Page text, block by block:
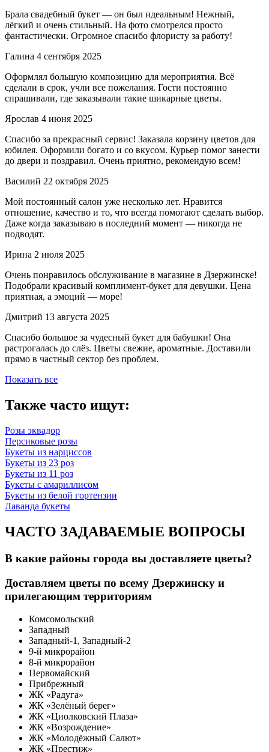
Брала свадебный букет — он был идеальным! Нежный,
лёгкий и очень стильный. На фото смотрелся просто
фантастически. Огромное спасибо флористу за работу!
Галина 4 сентября 2025
Оформлял большую композицию для мероприятия. Всё
сделали в срок, учли все пожелания. Гости постоянно
спрашивали, где заказывали такие шикарные цветы.
Ярослав 4 июня 2025
Спасибо за прекрасный сервис! Заказала корзину цветов для
юбилея. Оформили богато и со вкусом. Курьер помог занести
до двери и поздравил. Очень приятно, рекомендую всем!
Василий 22 октября 2025
Мой постоянный салон уже несколько лет. Нравится
отношение, качество и то, что всегда помогают сделать выбор.
Даже когда заказываю в последний момент — никогда не
подводят.
Ирина 2 июля 2025
Очень понравилось обслуживание в магазине в Дзержинске!
Подобрали красивый комплимент-букет для девушки. Цена
приятная, а эмоций — море!
Дмитрий 13 августа 2025
Спасибо большое за чудесный букет для бабушки! Она
растрогалась до слёз. Цветы свежие, ароматные. Доставили
прямо в частный сектор без проблем.
Показать все
Также часто ищут:
Розы эквадор
Персиковые розы
Букеты из нарциссов
Букеты из 23 роз
Букеты из 11 роз
Букеты с амариллисом
Букеты из белой гортензии
Лаванда букеты
ЧАСТО ЗАДАВАЕМЫЕ ВОПРОСЫ
В какие районы города вы доставляете цветы?
Доставляем цветы по всему Дзержинску и
прилегающим территориям
Комсомольский
Западный
Западный-1, Западный-2
9-й микрорайон
8-й микрорайон
Первомайский
Прибрежный
ЖК «Радуга»
ЖК «Зелёный берег»
ЖК «Циолковский Плаза»
ЖК «Возрождение»
ЖК «Молодёжный Салют»
ЖК «Престиж»